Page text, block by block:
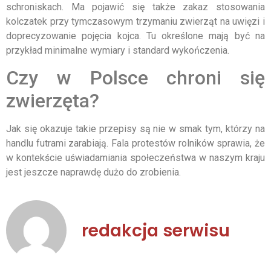
schroniskach. Ma pojawić się także zakaz stosowania
kolczatek przy tymczasowym trzymaniu zwierząt na uwięzi i
doprecyzowanie pojęcia kojca. Tu określone mają być na
przykład minimalne wymiary i standard wykończenia.
Czy w Polsce chroni się
zwierzęta?
Jak się okazuje takie przepisy są nie w smak tym, którzy na
handlu futrami zarabiają. Fala protestów rolników sprawia, że
w kontekście uświadamiania społeczeństwa w naszym kraju
jest jeszcze naprawdę dużo do zrobienia.
redakcja serwisu